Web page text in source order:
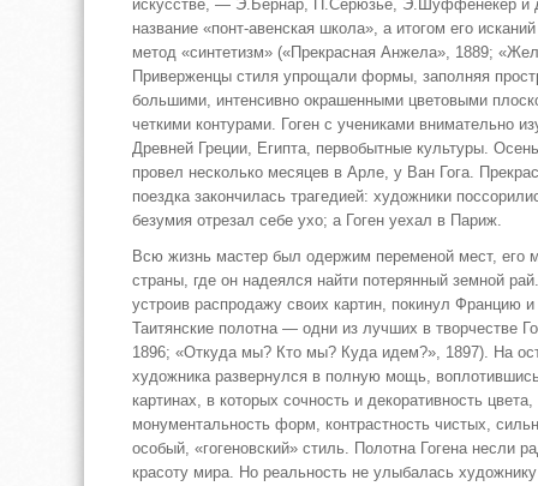
искусстве, — Э.Бернар, П.Серюзье, Э.Шуффенекер и
название «понт-авенская школа», а итогом его
метод «синтетизм» («Прекрасная Анжела», 1889;
Приверженцы стиля упрощали формы, заполняя
большими, интенсивно окрашенными цветовыми
четкими контурами. Гоген с учениками внимательно
Древней Греции, Египта, первобытные культуры.
провел несколько месяцев в Арле, у Ван Гога.
поездка закончилась трагедией: художники
безумия отрезал себе ухо; а Гоген уехал в Париж.
Всю жизнь мастер был одержим переменой мест, его
страны, где он надеялся найти потерянный земной
устроив распродажу своих картин, покинул Францию
Таитянские полотна — одни из лучших в творчестве
1896; «Откуда мы? Кто мы? Куда идем?», 1897). На
художника развернулся в полную мощь,
картинах, в которых сочность и декоративность
монументальность форм, контрастность чистых,
особый, «гогеновский» стиль. Полотна Гогена несли
красоту мира. Но реальность не улыбалась